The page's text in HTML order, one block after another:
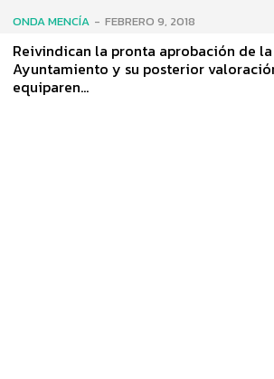
ONDA MENCÍA - FEBRERO 9, 2018
Reivindican la pronta aprobación de
Ayuntamiento y su posterior
equiparen...